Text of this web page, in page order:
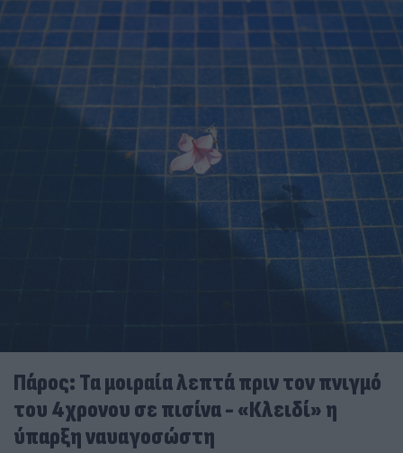
Πάρος: Τα μοιραία λεπτά πριν τον πνιγμό
του 4χρονου σε πισίνα - «Κλειδί» η
ύπαρξη ναυαγοσώστη